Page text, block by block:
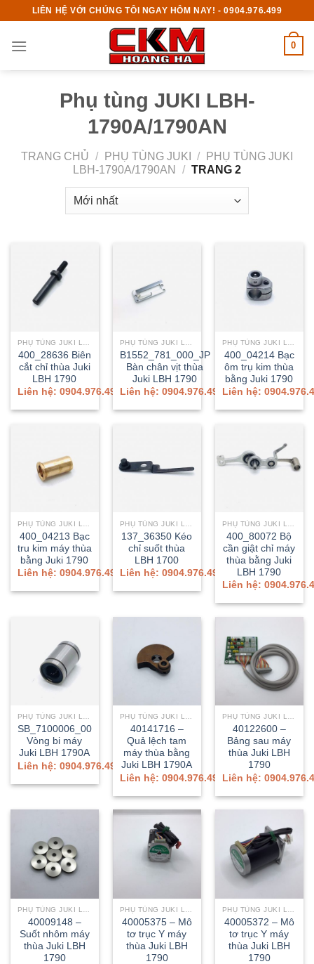
content
LIÊN HỆ VỚI CHÚNG TÔI NGAY HÔM NAY! - 0904.976.499
0
Phụ tùng JUKI LBH-
1790A/1790AN
TRANG CHỦ / PHỤ TÙNG JUKI /
PHỤ TÙNG JUKI
LBH-1790A/1790AN
/ TRANG 2
PHỤ TÙNG JUKI LBH-1790A/1790AN
400_28636 Biên
cắt chỉ thùa Juki
LBH 1790
Liên hệ: 0904.976.499
PHỤ TÙNG JUKI LBH-1790A/1790AN
B1552_781_000_JP
Bàn chân vịt thùa
Juki LBH 1790
Liên hệ: 0904.976.499
PHỤ TÙNG JUKI LBH-1790A/1790AN
400_04214 Bạc
ôm trụ kim thùa
bằng Juki 1790
Liên hệ:
400_04213 Bạc
tru kim máy thùa
bằng Juki 1790
Liên hệ: 0904.976.499
137_36350 Kéo
chỉ suốt thùa
LBH 1700
Liên hệ: 0904.976.499
400_80072 Bộ
cần giật chỉ máy
thùa bằng Juki
LBH 1790
Liên hệ:
PHỤ TÙNG JUKI LBH-1790A/1790AN
SB_7100006_00
Vòng bi máy
Juki LBH 1790A
Liên hệ: 0904.976.499
PHỤ TÙNG JUKI LBH-1790A/1790AN
40141716 –
Quả lệch tam
máy thùa bằng
Juki LBH 1790A
Liên hệ: 0904.976.499
PHỤ TÙNG JUKI LBH-1790A/1790AN
40122600 –
Bảng sau máy
thùa Juki LBH
1790
Liên hệ:
40009148 –
Suốt nhôm máy
thùa Juki LBH
1790
40005375 – Mô
tơ trục Y máy
thùa Juki LBH
1790
40005372 – Mô
tơ trục Y máy
thùa Juki LBH
1790